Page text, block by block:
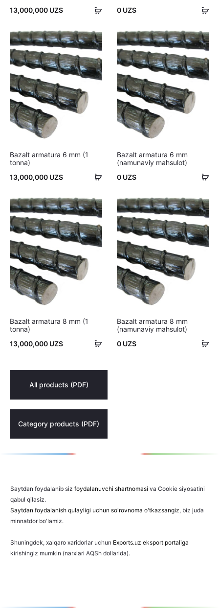
Savatchaga
13,000,000 UZS
0 UZS
Savatchaga
Bazalt armatura 6 mm (1
tonna)
13,000,000 UZS
Bazalt armatura 6 mm
(namunaviy mahsulot)
0 UZS
Savatchaga
Bazalt armatura 8 mm (1
tonna)
13,000,000 UZS
Bazalt armatura 8 mm
(namunaviy mahsulot)
0 UZS
All products (PDF)
Category products (PDF)
Saytdan foydalanib siz foydalanuvchi shartnomasi va Cookie siyosatini
qabul qilasiz.
Saytdan foydalanish qulayligi uchun so'rovnoma o'tkazsangiz, biz juda
minnatdor bo'lamiz.
Shuningdek, xalqaro xaridorlar uchun Exports.uz eksport portaliga
kirishingiz mumkin (narxlari AQSh dollarida).